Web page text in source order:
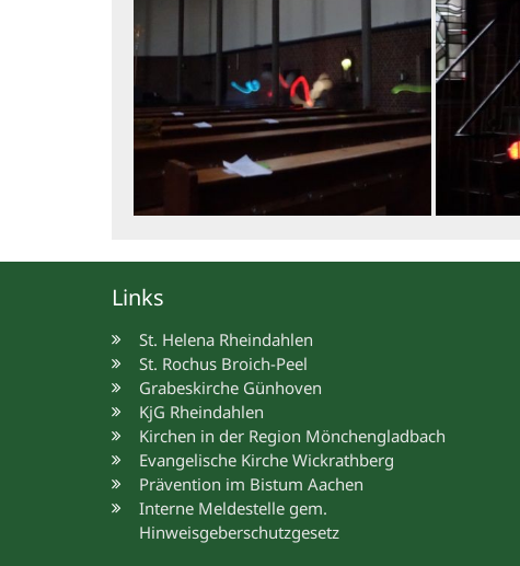
Links
St. Helena Rheindahlen
St. Rochus Broich-Peel
Grabeskirche Günhoven
KjG Rheindahlen
Kirchen in der Region Mönchengladbach
Evangelische Kirche Wickrathberg
Prävention im Bistum Aachen
Interne Meldestelle gem.
Hinweisgeberschutzgesetz